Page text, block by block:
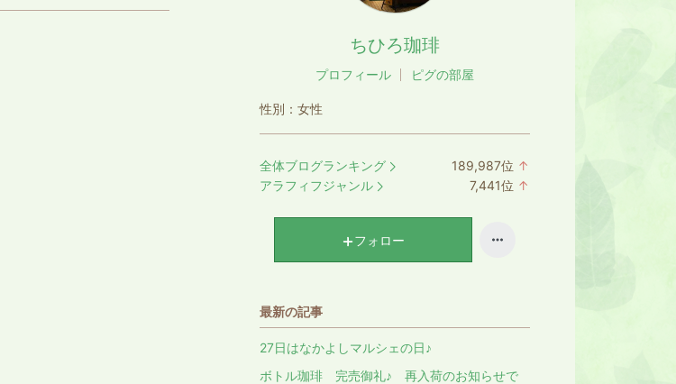
ちひろ珈琲
プロフィール ピグの部屋
性別： 女性
全体ブログランキング 189,987位 ↑
アラフィフジャンル 7,441位 ↑
フォロー
最新の記事
27日はなかよしマルシェの日♪
ボトル珈琲 完売御礼♪ 再入荷のお知らせで